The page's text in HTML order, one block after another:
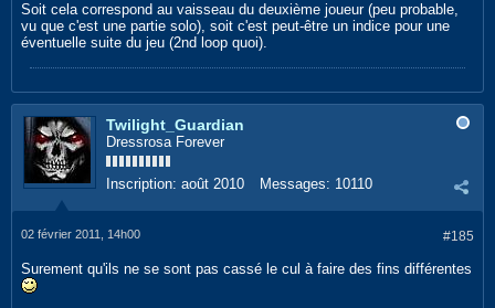
Soit cela correspond au vaisseau du deuxième joueur (peu probable,
vu que c'est une partie solo), soit c'est peut-être un indice pour une
éventuelle suite du jeu (2nd loop quoi).
Twilight_Guardian
Dressrosa Forever
Inscription: août 2010 Messages: 10110
#185
02 février 2011, 14h00
Surement qu'ils ne se sont pas cassé le cul à faire des fins différentes